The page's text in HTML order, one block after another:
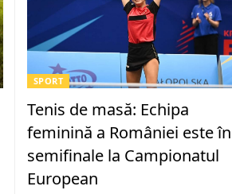
SPORT
Tenis de masă: Echipa
feminină a României este în
semifinale la Campionatul
European